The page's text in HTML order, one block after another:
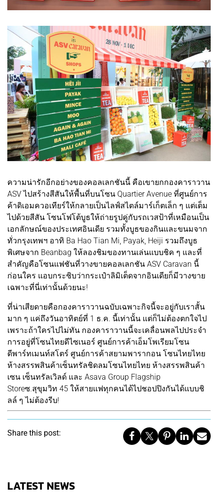
ความน่ารักอีกอย่างของคอลเลกชันนี้ คือเขายกกองคาราวาน
ASV ไปสร้างสีสันให้พื้นที่บนโซน Quartier Avenue ที่ศูนย์การ
ค้าดิเอมควอเทียร์ให้กลายเป็นไลฟ์สไตล์มาร์เก็ตเล็ก ๆ แต่เต็ม
ไปด้วยสีสัน โซนโฟโต้บูธให้ถ่ายรูปคู่กับรถเวสป้าที่เหมือนเป็น
เอกลักษณ์ของประเทศอินเดีย รวมทั้งบูธของกินและขนมจาก
ทั่วกรุงเทพฯ อาทิ Ba Hao Tian Mi, Payak, Heiji รวมถึงบูธ
พิเศษจาก Beanbag ให้ลองชิมของทานเล่นแบบชิค ๆ และที่
สำคัญคือโซนแฟชันที่วางขายคอลเลกชัน ASV Caravan นี้
ก่อนใคร แอบกระซิบว่ากระเป๋าลิมิเต็ดจากอินเดียก็มีวางขาย
เฉพาะที่นี่เท่านั้นด้วยนะ!
ที่น่าเสียดายคือกองคาราวานฉบับเฉพาะกิจนี้จะอยู่กับเราสั้น
มาก ๆ แค่ถึงวันอาทิตย์ที่ 1 ธ.ค. นี้เท่านั้น แต่ก็ไม่ต้องตกใจไป
เพราะถ้าใครไปไม่ทัน กองคาราวานนี้จะเคลื่อนพลไปประจำ
การอยู่ที่โซนไทยดีไซเนอร์ ศูนย์การค้าเอ็มโพเรียมโซน
ดีพาร์ทเมนท์สโตร์ ศูนย์การค้าสยามพารากอน โซนไทยไทย
ห้างสรรพสินค้าเซ็นทรัลชิดลมโซนไทยไทย ห้างสรรพสินค้า
เซน เซ็นทรัลเวิลด์ และ Asava Group Flagship
Storeซ.สุขุมวิท 45 ให้สายแฟทุกคนได้ไปชอปปิงกันได้แบบชิ
ลล์ ๆ ไม่ต้องรีบ!
Share this post:
LATEST NEWS